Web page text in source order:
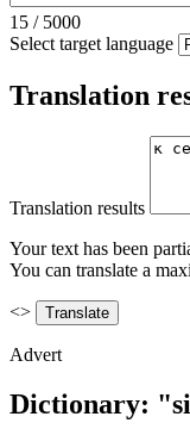
15 / 5000
Select target language
Translation
Translation results
Your text has been
You can translate a
<>
Advert
Dictionary: